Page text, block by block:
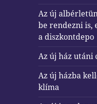
Az új
be rendezni is,
a diszkontdepo
Az új ház utáni
Az új házba
klíma